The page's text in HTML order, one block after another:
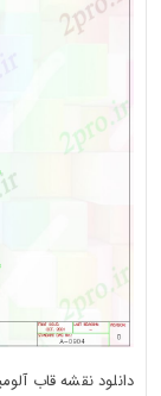
دانلود نقشه قاب